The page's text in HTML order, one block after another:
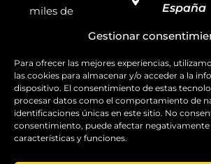
Gestionar
Para ofrecer las mejores experiencias,
las cookies para almacenar y/o acceder a la
dispositivo. El consentimiento de estas
procesar datos como el comportamiento de
identificaciones únicas en este sitio. No
consentimiento, puede afectar negativamente
características y funciones.
miles de
deportivos
para todas las
disciplinas,
garantizando
la calidad y el
España
de